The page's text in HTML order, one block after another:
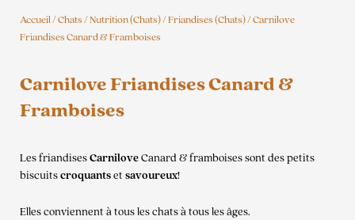
Accueil/Chats/Nutrition (Chats)/Friandises (Chats)/ Carnilove
Friandises Canard & Framboises
Carnilove Friandises Canard &
Framboises
Les friandisesCarniloveCanard & framboises sont des petits
biscuitscroquantset savoureux!
Elles conviennent à tous les chats à tous les âges.